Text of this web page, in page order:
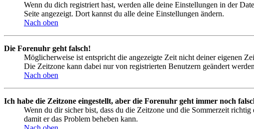
Wenn du dich registriert hast, werden alle deine Einstellungen in der
Seite angezeigt. Dort kannst du alle deine Einstellungen ändern.
Nach oben
Die Forenuhr geht falsch!
Möglicherweise ist entspricht die angezeigte Zeit nicht deiner eigenen
Die Zeitzone kann dabei nur von registrierten Benutzern geändert
Nach oben
Ich habe die Zeitzone eingestellt, aber die Forenuhr geht immer noch
Wenn du dir sicher bist, dass du die Zeitzone und die Sommerzeit
damit er das Problem beheben kann.